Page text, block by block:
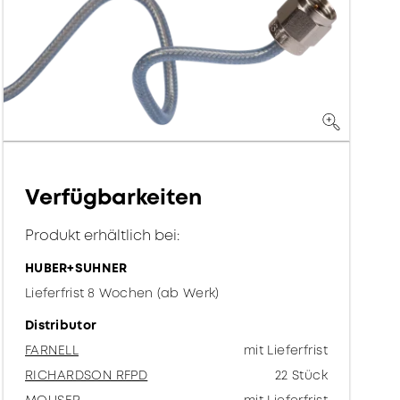
Verfügbarkeiten
Produkt erhältlich bei:
HUBER+SUHNER
Lieferfrist 8 Wochen (ab Werk)
Distributor
FARNELL
mit Lieferfrist
RICHARDSON RFPD
22 Stück